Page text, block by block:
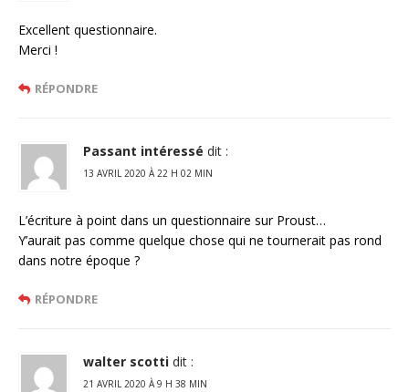
Excellent questionnaire.
Merci !
RÉPONDRE
Passant intéressé dit :
13 AVRIL 2020 À 22 H 02 MIN
L’écriture à point dans un questionnaire sur Proust…
Y’aurait pas comme quelque chose qui ne tournerait pas rond
dans notre époque ?
RÉPONDRE
walter scotti dit :
21 AVRIL 2020 À 9 H 38 MIN